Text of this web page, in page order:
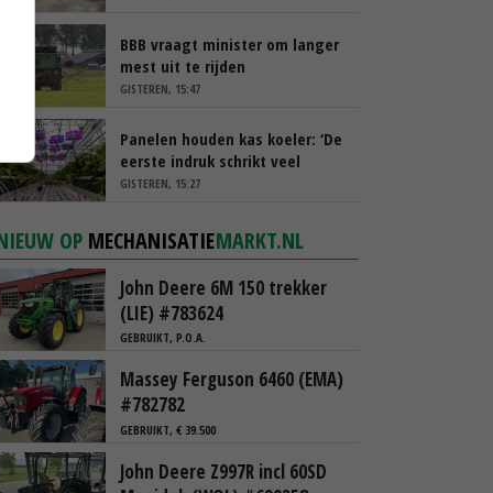
BBB vraagt minister om langer
mest uit te rijden
GISTEREN, 15:47
Panelen houden kas koeler: ‘De
eerste indruk schrikt veel
tuinders af’
GISTEREN, 15:27
OP MECHANISATIEMARKT.NL
John Deere 6M 150 trekker
(LIE) #783624
GEBRUIKT, P.O.A.
Massey Ferguson 6460 (EMA)
#782782
GEBRUIKT, € 39.500
John Deere Z997R incl 60SD